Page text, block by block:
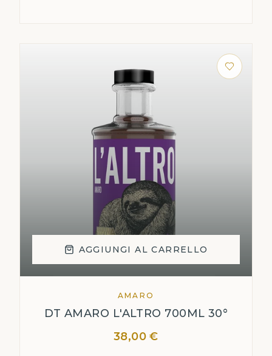
AGGIUNGI AL CARRELLO
AMARO
DT AMARO L'ALTRO 700ML 30°
38,00 €